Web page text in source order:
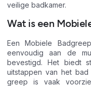
veilige badkamer.
Wat is een
Een Mobiele
eenvoudig aan de
bevestigd. Het biedt
uitstappen van het
greep is vaak